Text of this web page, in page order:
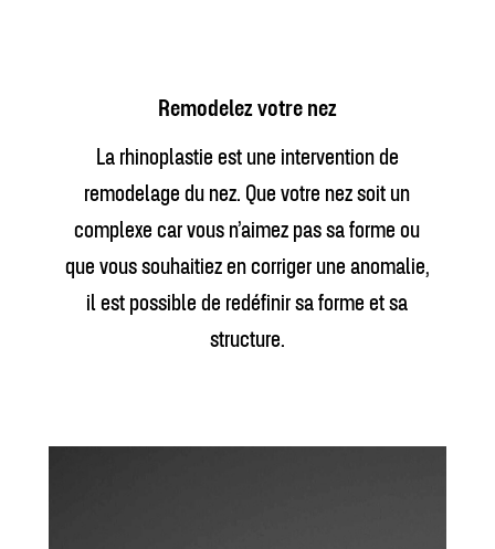
Remodelez votre nez
La rhinoplastie est une intervention de
remodelage du nez. Que votre nez soit un
complexe car vous n’aimez pas sa forme ou
que vous souhaitiez en corriger une anomalie,
il est possible de redéfinir sa forme et sa
structure.